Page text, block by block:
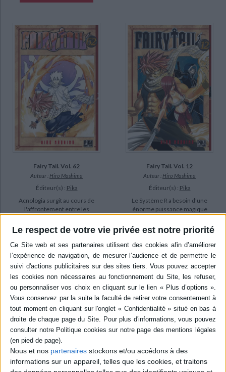
Le respect de votre vie privée est notre priorité
Nous et nos partenaires stockons et/ou accédons à des
informations sur un appareil, telles que les cookies, et traitons
Fairy Tail. Vol. 62
Auteur : Hiro Mashima
Éditeur(s) : Pika
Acnologia surgit au cours de
l'affrontement entre les
Erza, Wendy et Gerald sont
en mauvaise posture quand
apparaît une personne qui
sait comment vaincre le
dragon maléfique. ©Electre
2026
7,20 €
En stock *
*stock limité
AJOUTER AU PANIER
Fairy Tail. Vol. 12
Auteur : Hiro Mashima
Éditeur(s) : Pika
Le Système R a besoin d'une
énorme puissance magique
ne semble pas surpris de
cette révélation que lui a
faite Erza. Il met en place des
stratégies pour réaliser ses
projets. Toutefois il lui faut
composer avec le pouvoir
réel de Natsu. ©...
7,20 €
En stock *
*stock limité
AJOUTER AU PANIER